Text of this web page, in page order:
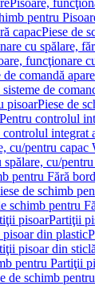
Pisoare,
pentru
capacPiese de
cu spălare,
funcţionare
comandă
de
pisoarPiese de
Pentru controlul
integrat
cu/pentru capac
cu/
pentru Fără
de schimb
schimb pentru
pisoarPartiţii
din plastic
pisoar din sticlă
pentru Partiţii
de schimb